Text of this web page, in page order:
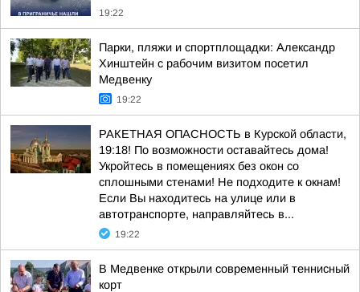
19:22
Парки, пляжи и спортплощадки: Александр
Хинштейн с рабочим визитом посетил
Медвенку
19:22
РАКЕТНАЯ ОПАСНОСТЬ в Курской области,
19:18! По возможности оставайтесь дома!
Укройтесь в помещениях без окон со
сплошными стенами! Не подходите к окнам!
Если Вы находитесь на улице или в
автотранспорте, направляйтесь в...
19:22
В Медвенке открыли современный теннисный
корт